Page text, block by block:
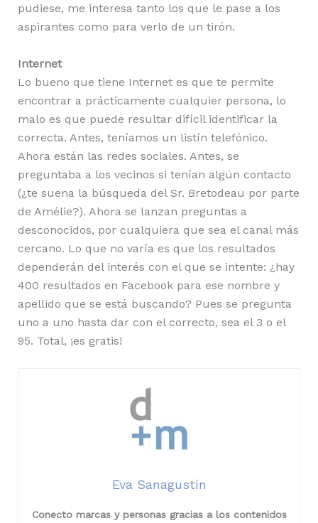
pudiese, me interesa tanto los que le pase a los
aspirantes como para verlo de un tirón.
Internet
Lo bueno que tiene Internet es que te permite
encontrar a prácticamente cualquier persona, lo
malo es que puede resultar difícil identificar la
correcta. Antes, teníamos un listín telefónico.
Ahora están las redes sociales. Antes, se
preguntaba a los vecinos si tenían algún contacto
(¿te suena la búsqueda del Sr. Bretodeau por parte
de Amélie?). Ahora se lanzan preguntas a
desconocidos, por cualquiera que sea el canal más
cercano. Lo que no varía es que los resultados
dependerán del interés con el que se intente: ¿hay
400 resultados en Facebook para ese nombre y
apellido que se está buscando? Pues se pregunta
uno a uno hasta dar con el correcto, sea el 3 o el
95. Total, ¡es gratis!
Eva Sanagustín
Conecto marcas y personas gracias a los contenidos